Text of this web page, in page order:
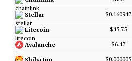
Stellar $0.160947
Litecoin $45.75
Avalanche $6.47
$0.000005